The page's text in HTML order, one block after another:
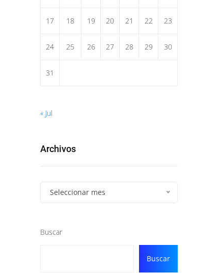
17 18 19 20 21 22 23
24 25 26 27 28 29 30
31
« Jul
Archivos
Seleccionar mes
Buscar
Buscar